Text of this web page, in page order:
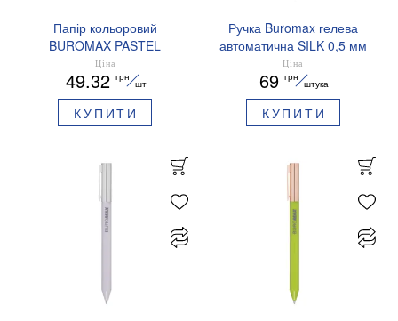
Папір кольоровий
BUROMAX PASTEL
EUROMAX 20 арк А4 80 г/
мс BM.2721220E-08
Ціна
49.32 грн
шт
КУПИТИ
Ручка Buromax гелева
автоматична SILK 0,5 мм
сині чорнила BM.83100
Ціна
69 грн
штука
КУПИТИ